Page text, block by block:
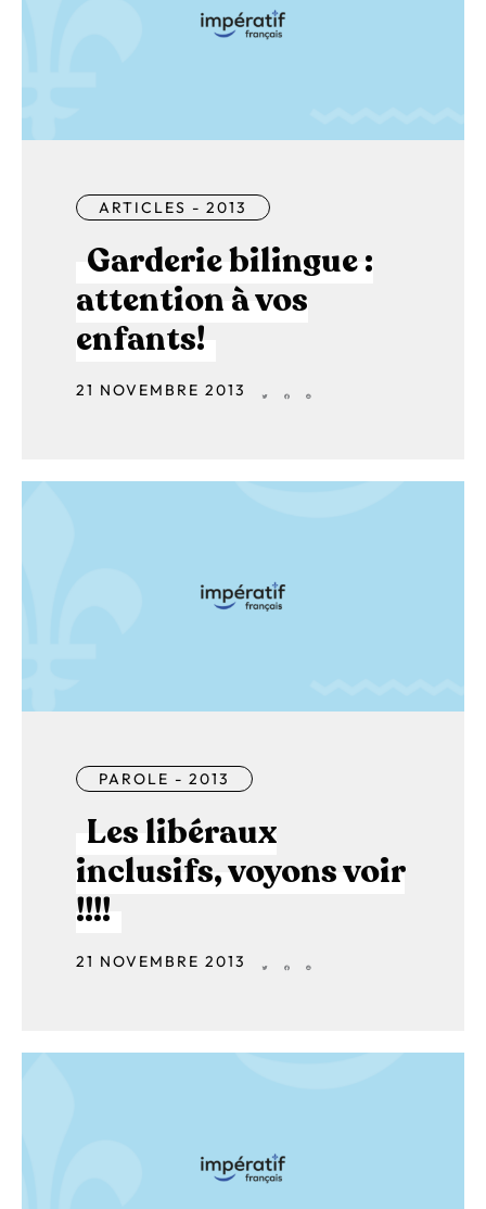
ARTICLES - 2013
Garderie bilingue :
attention à vos
enfants!
21 NOVEMBRE 2013
PAROLE - 2013
Les libéraux
inclusifs, voyons voir
!!!!
21 NOVEMBRE 2013